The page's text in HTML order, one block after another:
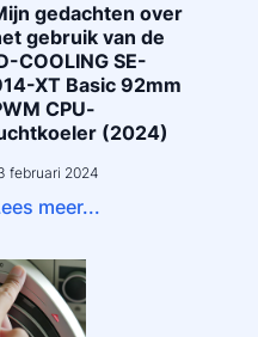
gedachten over
gebruik van de
COOLING SE-
XT Basic 92mm
CPU-
(2024)
februari 2024
meer...